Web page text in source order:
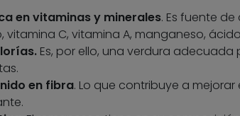
en vitaminas y minerales. Es fuente
vitamina C, vitamina A, manganeso,
Es, por ello, una verdura
en fibra. Lo que contribuye a